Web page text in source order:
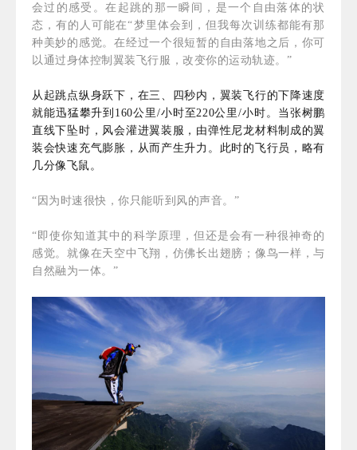
会过的感受。在起跳的那一瞬间，是一个自由落体的状
态，有的人可能在“梦里体会到，但我每次训练都能有那
种美妙的感觉。在经过一个很短暂的自由落地之后，你可
以通过身体控制翼装飞行服，改变你的运动轨迹。”
从起跳点纵身跃下，在三、四秒内，翼装飞行的下降速度
就能迅猛攀升到160公里/小时至220公里/小时。当张树鹏
直线下坠时，风会灌进翼装服，由弹性尼龙材料制成的翼
装会快速充气膨胀，从而产生升力。此时的飞行员，略有
几分像飞鼠。
“因为时速很快，你只能听到风的声音。”
“即使你知道其中的科学原理，但还是会有一种很神奇的
感觉。就像在天空中飞翔，仿佛长出翅膀；像鸟一样，与
自然融为一体。”